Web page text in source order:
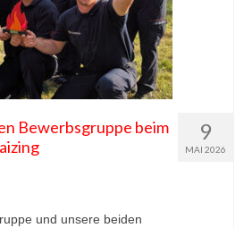
9
MAI 2026
Bewerbsgruppe beim
und unsere beiden